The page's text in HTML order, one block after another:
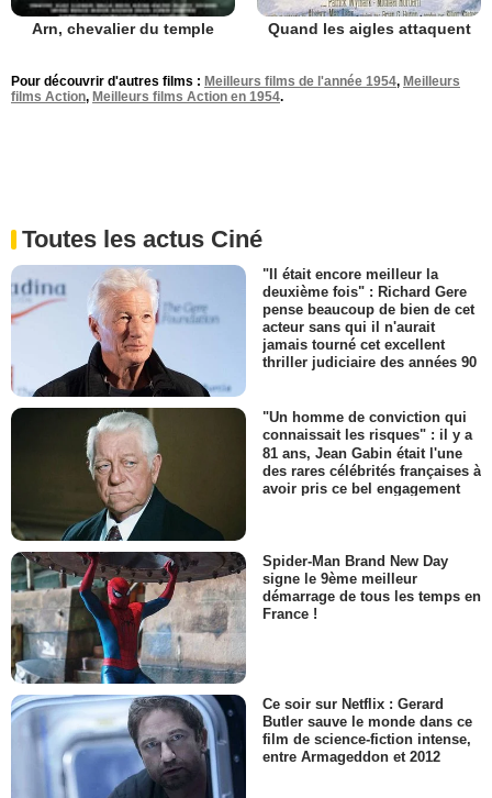
Arn, chevalier du temple Quand les aigles attaquent
Pour découvrir d'autres films : Meilleurs films de l'année 1954, Meilleurs
films Action, Meilleurs films Action en 1954.
Toutes les actus Ciné
"Il était encore meilleur la
deuxième fois" : Richard Gere
pense beaucoup de bien de cet
acteur sans qui il n'aurait
jamais tourné cet excellent
thriller judiciaire des années 90
"Un homme de conviction qui
connaissait les risques" : il y a
81 ans, Jean Gabin était l'une
des rares célébrités françaises à
avoir pris ce bel engagement
Spider-Man Brand New Day
signe le 9ème meilleur
démarrage de tous les temps en
France !
Ce soir sur Netflix : Gerard
Butler sauve le monde dans ce
film de science-fiction intense,
entre Armageddon et 2012